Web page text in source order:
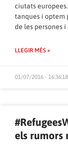
ciutats
tanques i optem
de les persones i
LLEGIR MÉS »
01/07/2016 - 16:36:18
els rumors